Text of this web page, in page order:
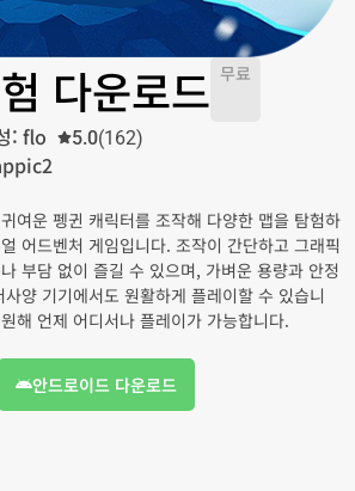
다운로드 무료
: flo
5.0(162)
여운 펭귄 캐릭터를 조작해 다양한 맵을 탐험하
어드벤처 게임입니다. 조작이 간단하고 그래픽
부담 없이 즐길 수 있으며, 가벼운 용량과 안정
양 기기에서도 원활하게 플레이할 수 있습니
해 언제 어디서나 플레이가 가능합니다.
안드로이드 다운로드